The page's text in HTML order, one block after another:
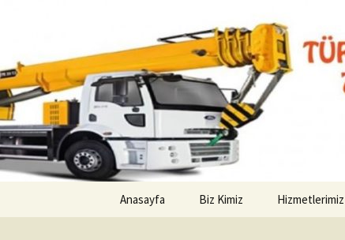
Pozantı
İçeriğe
Anasayfa Biz Kimiz Hizmetlerimiz